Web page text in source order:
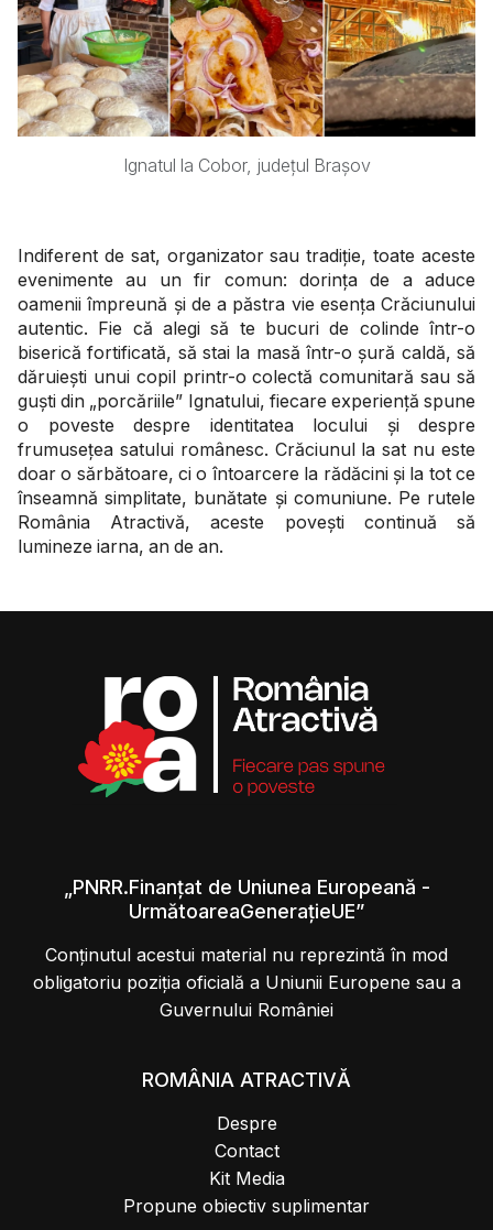
Ignatul la Cobor, județul Brașov
Indiferent de sat, organizator sau tradiție, toate aceste
evenimente au un fir comun: dorința de a aduce
oamenii împreună și de a păstra vie esența Crăciunului
autentic. Fie că alegi să te bucuri de colinde într-o
biserică fortificată, să stai la masă într-o șură caldă, să
dăruiești unui copil printr-o colectă comunitară sau să
guști din „porcăriile” Ignatului, fiecare experiență spune
o poveste despre identitatea locului și despre
frumusețea satului românesc. Crăciunul la sat nu este
doar o sărbătoare, ci o întoarcere la rădăcini și la tot ce
înseamnă simplitate, bunătate și comuniune. Pe rutele
România Atractivă, aceste povești continuă să
lumineze iarna, an de an.
„PNRR.Finanțat de Uniunea Europeană -
UrmătoareaGenerațieUE”
Conținutul acestui material nu reprezintă în mod
obligatoriu poziția oficială a Uniunii Europene sau a
Guvernului României
ROMÂNIA ATRACTIVĂ
Despre
Contact
Kit Media
Propune obiectiv suplimentar